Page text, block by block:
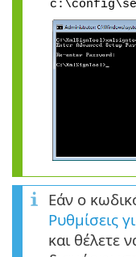
Εάν ο
Ρυθμίσεις
και θέλετε